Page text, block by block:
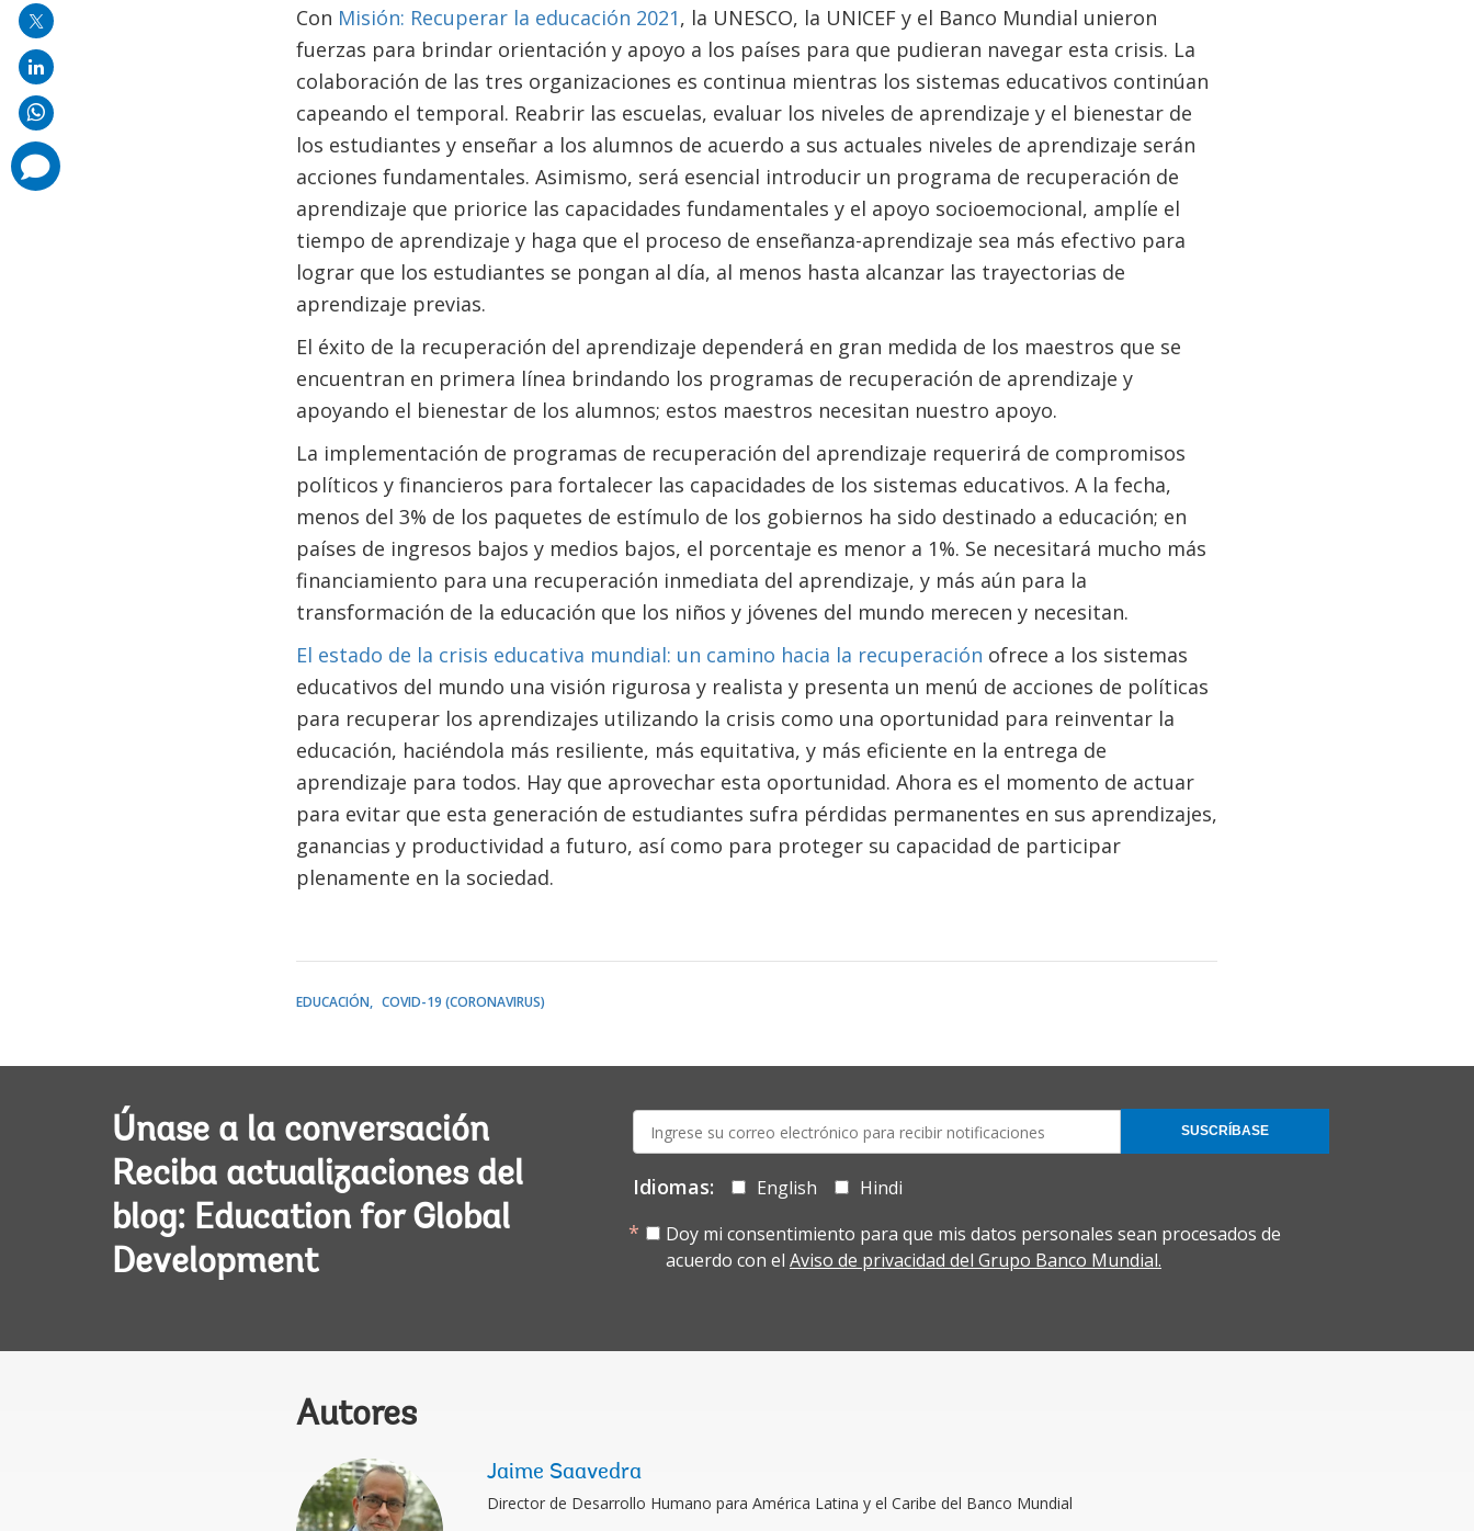
Con Misión: Recuperar la educación 2021, la UNESCO, la UNICEF y el Banco Mundial unieron
fuerzas para brindar orientación y apoyo a los países para que pudieran navegar esta crisis. La
colaboración de las tres organizaciones es continua mientras los sistemas educativos continúan
capeando el temporal. Reabrir las escuelas, evaluar los niveles de aprendizaje y el bienestar de
los estudiantes y enseñar a los alumnos de acuerdo a sus actuales niveles de aprendizaje serán
acciones fundamentales. Asimismo, será esencial introducir un programa de recuperación de
aprendizaje que priorice las capacidades fundamentales y el apoyo socioemocional, amplíe el
tiempo de aprendizaje y haga que el proceso de enseñanza-aprendizaje sea más efectivo para
lograr que los estudiantes se pongan al día, al menos hasta alcanzar las trayectorias de
aprendizaje previas.
El éxito de la recuperación del aprendizaje dependerá en gran medida de los maestros que se
encuentran en primera línea brindando los programas de recuperación de aprendizaje y
apoyando el bienestar de los alumnos; estos maestros necesitan nuestro apoyo.
La implementación de programas de recuperación del aprendizaje requerirá de compromisos
políticos y financieros para fortalecer las capacidades de los sistemas educativos. A la fecha,
menos del 3% de los paquetes de estímulo de los gobiernos ha sido destinado a educación; en
países de ingresos bajos y medios bajos, el porcentaje es menor a 1%. Se necesitará mucho más
financiamiento para una recuperación inmediata del aprendizaje, y más aún para la
transformación de la educación que los niños y jóvenes del mundo merecen y necesitan.
El estado de la crisis educativa mundial: un camino hacia la recuperación ofrece a los sistemas
educativos del mundo una visión rigurosa y realista y presenta un menú de acciones de políticas
para recuperar los aprendizajes utilizando la crisis como una oportunidad para reinventar la
educación, haciéndola más resiliente, más equitativa, y más eficiente en la entrega de
aprendizaje para todos. Hay que aprovechar esta oportunidad. Ahora es el momento de actuar
para evitar que esta generación de estudiantes sufra pérdidas permanentes en sus aprendizajes,
ganancias y productividad a futuro, así como para proteger su capacidad de participar
plenamente en la sociedad.
EDUCACIÓN COVID-19 (CORONAVIRUS)
Únase a la conversación
Reciba actualizaciones del
blog: Education for Global
Development
mail:
Idiomas: English
Hindi
Doy mi consentimiento para que mis datos personales sean procesados de
acuerdo con el Aviso de privacidad del Grupo Banco Mundial.
SUSCRÍBASE
Autores
Jaime Saavedra
Director de Desarrollo Humano para América Latina y el Caribe del Banco Mundial
comments
added